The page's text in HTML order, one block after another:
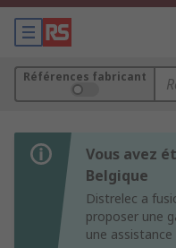
Références fabricant
Vous avez
Belgique
Distrelec a
proposer une
une